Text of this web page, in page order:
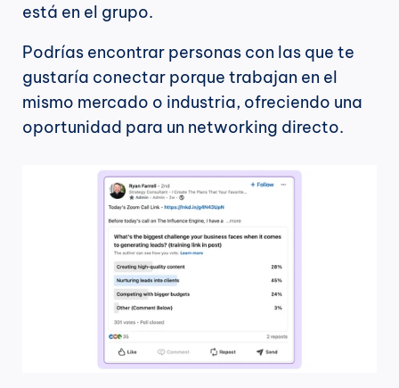
está en el grupo.
Podrías encontrar personas con las que te
gustaría conectar porque trabajan en el
mismo mercado o industria, ofreciendo una
oportunidad para un networking directo.